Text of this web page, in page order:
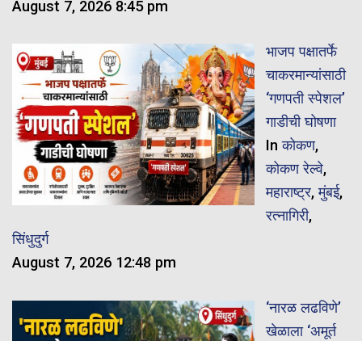
August 7, 2026 8:45 pm
भाजप पक्षातर्फे
चाकरमान्यांसाठी
‘गणपती स्पेशल’
गाडीची घोषणा
Inकोकण,
कोकण रेल्वे,
महाराष्ट्र,मुंबई,
रत्नागिरी,
सिंधुदुर्ग
August 7, 2026 12:48 pm
‘नारळ लढविणे’
खेळाला ‘अमूर्त